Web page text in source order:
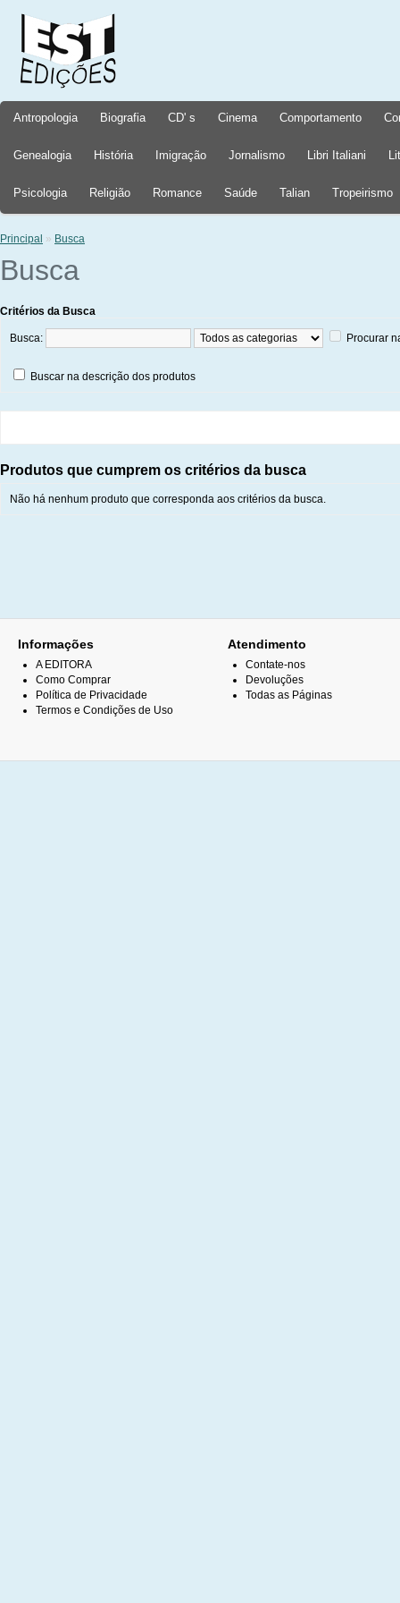
Antropologia Biografia CD' s Cinema Comportamento
Genealogia História Imigração Jornalismo Libri Italiani
Psicologia Religião Romance Saúde Talian Tropeirismo
Principal » Busca
Busca
Critérios da Busca
Busca: Procurar
Buscar na descrição dos produtos
Produtos que cumprem os critérios da busca
Não há nenhum produto que corresponda aos critérios da busca.
Informações
A EDITORA
Como Comprar
Política de Privacidade
Termos e Condições de Uso
Atendimento
Contate-nos
Devoluções
Todas as Páginas